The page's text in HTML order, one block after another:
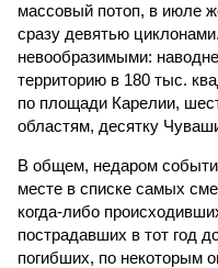
массовый потоп, в июле
сразу девятью
невообразимыми:
территорию в 180 тыс.
по площади Карелии,
областям, десятку
В общем, недаром
месте в списке самых
когда-либо
пострадавших в тот год
погибших, по некоторым